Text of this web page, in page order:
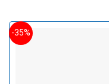
-35%